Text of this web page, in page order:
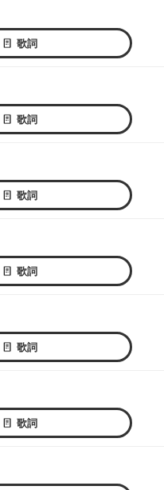
歌詞
歌詞
歌詞
歌詞
歌詞
歌詞